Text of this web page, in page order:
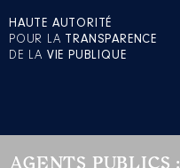
HAUTE AUTORITÉ
POUR LA TRANSPARENCE
DE LA VIE PUBLIQUE